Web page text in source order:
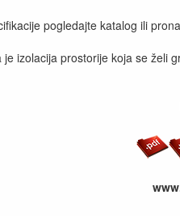
pogledajte katalog ili
izolacija prostorije koja se želi